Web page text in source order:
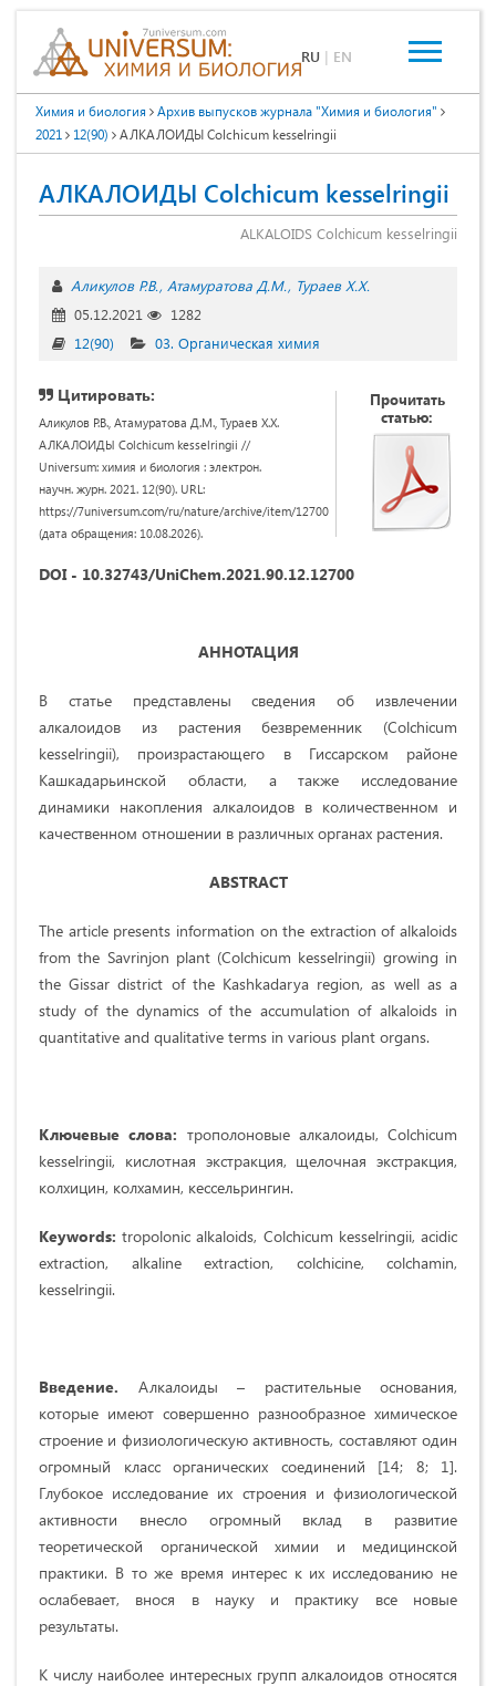
RU | EN
Химия и биология
Архив выпусков журнала "Химия и биология"
2021
12(90) АЛКАЛОИДЫ Colchicum kesselringii
АЛКАЛОИДЫ Colchicum kesselringii
ALKALOIDS Colchicum kesselringii
Аликулов Р.В. Атамуратова Д.М.
Тураев Х.Х.
05.12.2021
1282
12(90)
03. Органическая химия
Цитировать:
Аликулов Р.В., Атамуратова Д.М., Тураев Х.Х.
АЛКАЛОИДЫ Colchicum kesselringii //
Universum: химия и биология : электрон.
научн. журн. 2021. 12(90). URL:
https://7universum.com/ru/nature/archive/item/12700
(дата обращения: 10.08.2026).
Прочитать
статью:
DOI - 10.32743/UniChem.2021.90.12.12700
АННОТАЦИЯ
В статье представлены сведения об извлечении
алкалоидов из растения безвременник (Colchicum
kesselringii), произрастающего в Гиссарском районе
Кашкадарьинской области, а также исследование
динамики накопления алкалоидов в количественном и
качественном отношении в различных органах растения.
ABSTRACT
The article presents information on the extraction of alkaloids
from the Savrinjon plant (Colchicum kesselringii) growing in
the Gissar district of the Kashkadarya region, as well as a
study of the dynamics of the accumulation of alkaloids in
quantitative and qualitative terms in various plant organs.
Ключевые слова: трополоновые алкалоиды, Colchicum
kesselringii, кислотная экстракция, щелочная экстракция,
колхицин, колхамин, кессельрингин.
Кеуwords: tropolonic alkaloids, Colchicum kesselringii, acidic
extraction, alkaline extraction, colchicine, colchamin,
kesselringii.
Введение. Алкалоиды – растительные основания,
которые имеют совершенно разнообразное химическое
строение и физиологическую активность, составляют один
огромный класс органических соединений [14; 8; 1].
Глубокое исследование их строения и физиологической
активности внесло огромный вклад в развитие
теоретической органической химии и медицинской
практики. В то же время интерес к их исследованию не
ослабевает, внося в науку и практику все новые
результаты.
К числу наиболее интересных групп алкалоидов относятся